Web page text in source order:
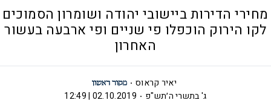
מחירי הדירות ביישובי יהודה ושומרון הסמוכים
לקו הירוק הוכפלו פי שניים ופי ארבעה בעשור
האחרון
יאיר קראוס
ג' בתשרי ה׳תש"פ
02.10.2019 | 12:49